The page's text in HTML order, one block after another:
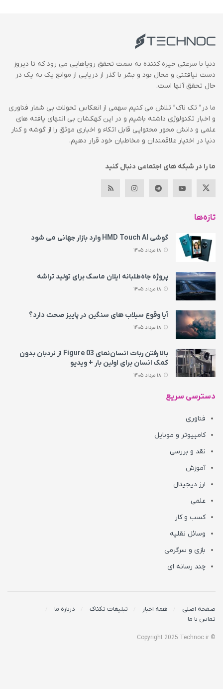
دنیا با سرعتی خیره کننده به سمت تحقق رویاهایی می رود که تا دیروز
دست نیافتنی و محال بود و بشر با گذر از دریایی از موانع یک به یک در
حال تحقق آنها است.
ما در” تک ناک” تلاش می کنیم سهمی از انعکاس تحولات بی شمار فناوری
و اخبار تکنولوژی داشته باشیم و در این کهکشان بی انتهای یافته های
علمی و دانش محور محتوایی قابل اتکاء و اخباری موثق را از گوشه و کنار
دنیا در اختیار علاقمندان و مخاطبان خود قرار دهیم.
ما را در شبکه های اجتماعی دنبال کنید
تازه‌ها
گوشی HMD Touch AI وارد بازار جهانی می‌ شود
پروژه جاه‌طلبانه ایلان ماسک برای تولید تراشه
آیا وقوع سیلاب های سنگین در پاییز صحت دارد؟
بالا رفتن ربات انسان‌نمای Figure 03 از نردبان بدون
کمک انسان برای اولین بار + ویدیو
دسترسی سریع
فناوری
کامپیوتر و موبایل
نقد و بررسی
آموزش
ارز دیجیتال
علمی
کسب و کار
وسائل نقلیه
بازی و سرگرمی
چند رسانه ای
صفحه اصلی همه اخبار تبلیغات تکناک
درباره ما
تماس با ما
© Copyright 2025 Technoc.ir